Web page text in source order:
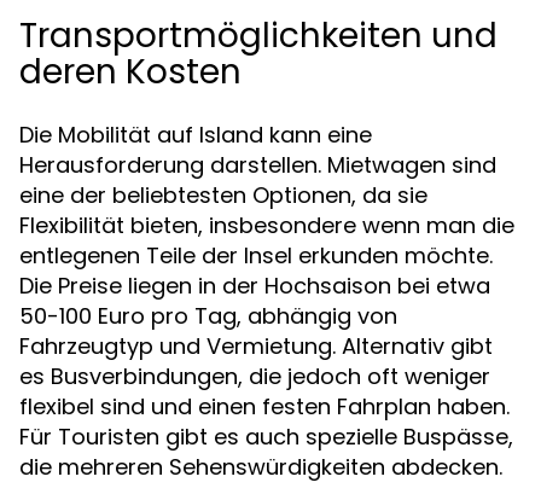
Transportmöglichkeiten und
deren Kosten
Die Mobilität auf Island kann eine
Herausforderung darstellen. Mietwagen sind
eine der beliebtesten Optionen, da sie
Flexibilität bieten, insbesondere wenn man die
entlegenen Teile der Insel erkunden möchte.
Die Preise liegen in der Hochsaison bei etwa
50-100 Euro pro Tag, abhängig von
Fahrzeugtyp und Vermietung. Alternativ gibt
es Busverbindungen, die jedoch oft weniger
flexibel sind und einen festen Fahrplan haben.
Für Touristen gibt es auch spezielle Buspässe,
die mehreren Sehenswürdigkeiten abdecken.